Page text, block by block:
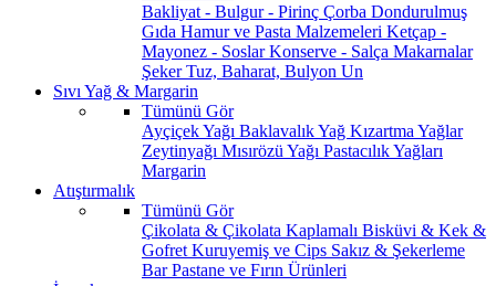
Bakliyat - Bulgur - Pirinç Çorba Dondurulmuş
Gıda Hamur ve Pasta Malzemeleri Ketçap -
Mayonez - SoslarKonserve - Salça Makarnalar
ŞekerTuz, Baharat, Bulyon Un
Sıvı Yağ & Margarin
Tümünü Gör
Ayçiçek Yağı Baklavalık Yağ Kızartma Yağlar
Zeytinyağı Mısırözü Yağı Pastacılık Yağları
Margarin
Atıştırmalık
Tümünü Gör
Çikolata & Çikolata Kaplamalı Bisküvi & Kek &
Gofret Kuruyemiş ve Cips Sakız & Şekerleme
BarPastane ve Fırın Ürünleri